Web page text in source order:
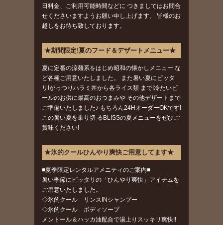
日料金、ご利用可能時間などに つきましてはお問合
せくださいますようお願い申し上げます。 皆様のお
越しをお待ち致しております。
★期間限定!夏のフード＆デザートメニュー★
夏に定番の涼麺系をはじめ昭和の懐かしメニュー な
ど各種ご用意いたしました。 また暑い夏にピッタ
リ!がっつりハラミ丼から各ライス類 まで!冷たいビ
ールのお供に最高のおつまみや その他デザートまで
ご準備いたしました♪ もちろん24HオーダーOKです!
この暑い夏を乗り切 るBLISSの夏メニューをぜひご
賞味ください!
★氷的クールひんやり爽快ご用意してます★
■夏季限定レンタルアメニティのご案内■
暑い季節にピッタリの「ひんやり爽快」アイテムを
ご用意いたしました。
◇氷的クール リンスINシャンプー
◇氷的クール ボディソープ
メントール＆ハッカ油配合で湯上りスッキリ爽快!!